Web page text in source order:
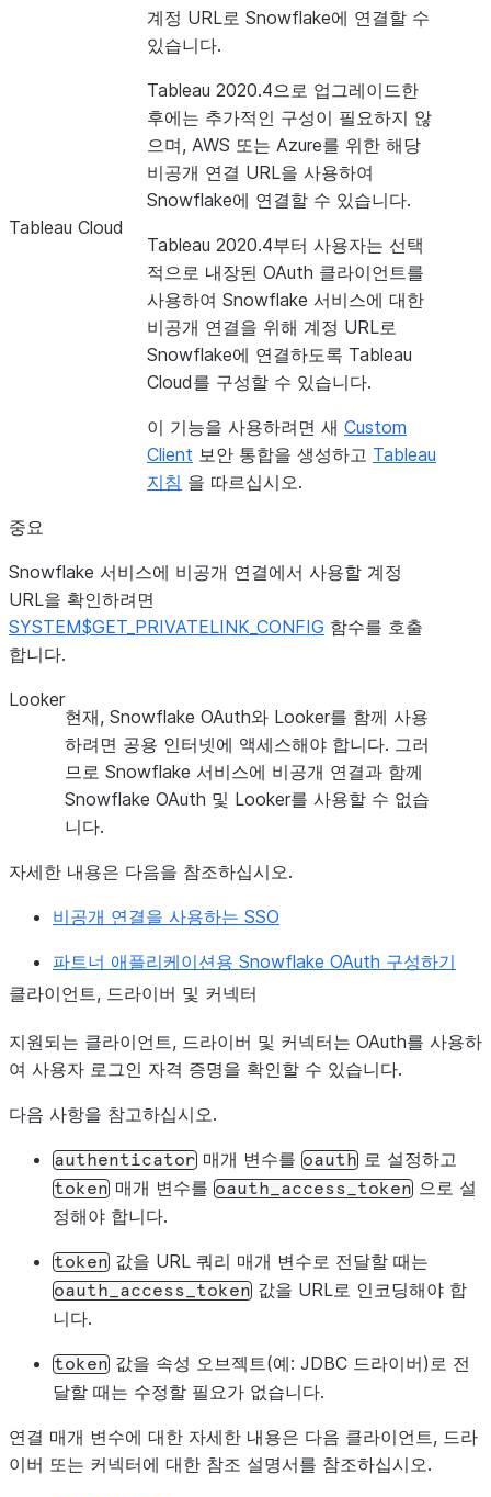
계정 URL로 Snowflake에 연결할 수
있습니다.
Tableau 2020.4으로 업그레이드한
후에는 추가적인 구성이 필요하지 않
으며, AWS 또는 Azure를 위한 해당
비공개 연결 URL을 사용하여
Snowflake에 연결할 수 있습니다.
Tableau Cloud
Tableau 2020.4부터 사용자는 선택
적으로 내장된 OAuth 클라이언트를
사용하여 Snowflake 서비스에 대한
비공개 연결을 위해 계정 URL로
Snowflake에 연결하도록 Tableau
Cloud를 구성할 수 있습니다.
이 기능을 사용하려면 새 Custom
Client 보안 통합을 생성하고 Tableau
지침 을 따르십시오.
중요
Snowflake 서비스에 비공개 연결에서 사용할 계정
URL을 확인하려면
SYSTEM$GET_PRIVATELINK_CONFIG 함수를 호출
합니다.
Looker
현재, Snowflake OAuth와 Looker를 함께 사용
하려면 공용 인터넷에 액세스해야 합니다. 그러
므로 Snowflake 서비스에 비공개 연결과 함께
Snowflake OAuth 및 Looker를 사용할 수 없습
니다.
자세한 내용은 다음을 참조하십시오.
비공개 연결을 사용하는 SSO
파트너 애플리케이션용 Snowflake OAuth 구성하기
클라이언트, 드라이버 및 커넥터
지원되는 클라이언트, 드라이버 및 커넥터는 OAuth를 사용하
여 사용자 로그인 자격 증명을 확인할 수 있습니다.
다음 사항을 참고하십시오.
authenticator 매개 변수를 oauth 로 설정하고
token 매개 변수를 oauth_access_token 으로 설
정해야 합니다.
token 값을 URL 쿼리 매개 변수로 전달할 때는
oauth_access_token 값을 URL로 인코딩해야 합
니다.
token 값을 속성 오브젝트(예: JDBC 드라이버)로 전
달할 때는 수정할 필요가 없습니다.
연결 매개 변수에 대한 자세한 내용은 다음 클라이언트, 드라
이버 또는 커넥터에 대한 참조 설명서를 참조하십시오.